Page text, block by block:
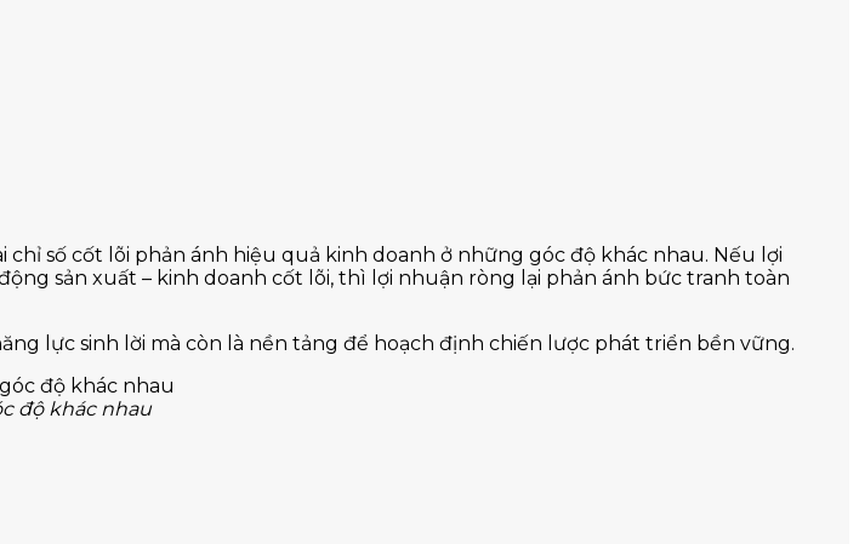
chỉ số cốt lõi phản ánh hiệu quả kinh doanh ở những góc độ khác nhau. Nếu lợi
sản xuất – kinh doanh cốt lõi, thì lợi nhuận ròng lại phản ánh bức tranh toàn
lực sinh lời mà còn là nền tảng để hoạch định chiến lược phát triển bền vững.
độ khác nhau